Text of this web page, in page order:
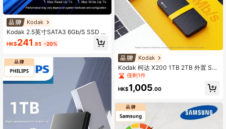
Kodak
Kodak 2.5英寸SATA3 6Gb/S SSD X
120 Pro 128GB 256GB 512GB 1TB
固态硬盘，适用于笔记本电脑和台式
HK$241 .85 -20%
Kodak
Kodak 柯达 X200 1TB 2TB 外置 SS
D Type-C 硬盘闪存 USB3.2 450Mb/
迷你 PSSD 适用于笔记本电脑、台式
僅剩1件
HK$1,005.00